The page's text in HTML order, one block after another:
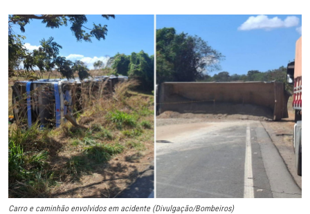
Carro e caminhão envolvidos em acidente (Divulgação/Bombeiros)